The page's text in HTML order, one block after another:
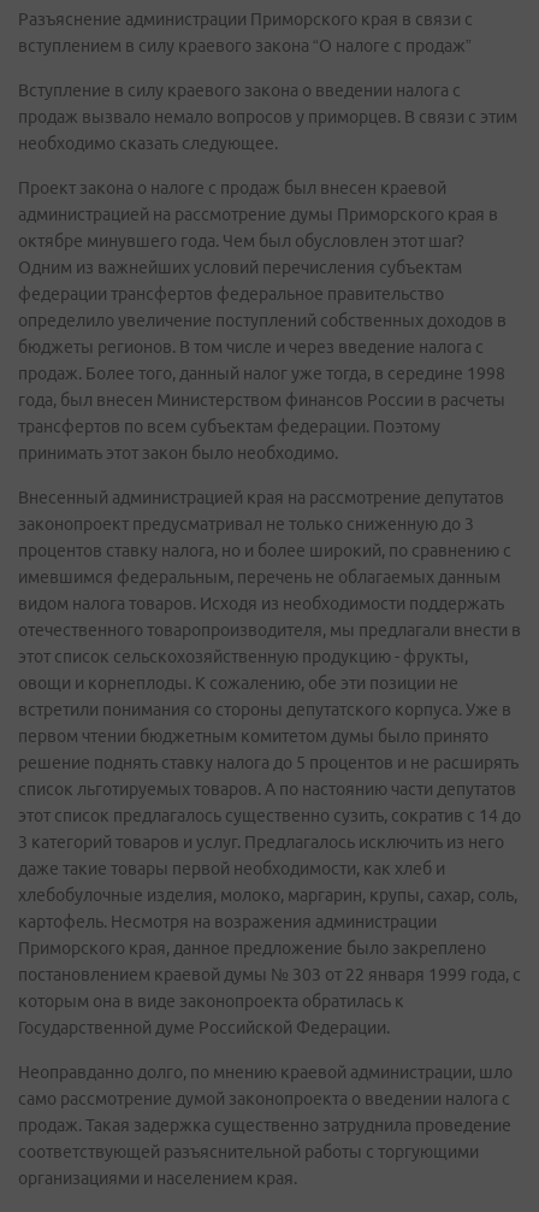
Разъяснение администрации Приморского края в связи с
вступлением в силу краевого закона “О налоге с продаж”
Вступление в силу краевого закона о введении налога с
продаж вызвало немало вопросов у приморцев. В связи с этим
необходимо сказать следующее.
Проект закона о налоге с продаж был внесен краевой
администрацией на рассмотрение думы Приморского края в
октябре минувшего года. Чем был обусловлен этот шаг?
Одним из важнейших условий перечисления субъектам
федерации трансфертов федеральное правительство
определило увеличение поступлений собственных доходов в
бюджеты регионов. В том числе и через введение налога с
продаж. Более того, данный налог уже тогда, в середине 1998
года, был внесен Министерством финансов России в расчеты
трансфертов по всем субъектам федерации. Поэтому
принимать этот закон было необходимо.
Внесенный администрацией края на рассмотрение депутатов
законопроект предусматривал не только сниженную до 3
процентов ставку налога, но и более широкий, по сравнению с
имевшимся федеральным, перечень не облагаемых данным
видом налога товаров. Исходя из необходимости поддержать
отечественного товаропроизводителя, мы предлагали внести в
этот список сельскохозяйственную продукцию - фрукты,
овощи и корнеплоды. К сожалению, обе эти позиции не
встретили понимания со стороны депутатского корпуса. Уже в
первом чтении бюджетным комитетом думы было принято
решение поднять ставку налога до 5 процентов и не расширять
список льготируемых товаров. А по настоянию части депутатов
этот список предлагалось существенно сузить, сократив с 14 до
3 категорий товаров и услуг. Предлагалось исключить из него
даже такие товары первой необходимости, как хлеб и
хлебобулочные изделия, молоко, маргарин, крупы, сахар, соль,
картофель. Несмотря на возражения администрации
Приморского края, данное предложение было закреплено
постановлением краевой думы № 303 от 22 января 1999 года, с
которым она в виде законопроекта обратилась к
Государственной думе Российской Федерации.
Неоправданно долго, по мнению краевой администрации, шло
само рассмотрение думой законопроекта о введении налога с
продаж. Такая задержка существенно затруднила проведение
соответствующей разъяснительной работы с торгующими
организациями и населением края.